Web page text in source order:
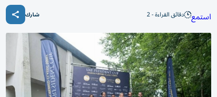
استمع دقائق القراءة - 2 شارك